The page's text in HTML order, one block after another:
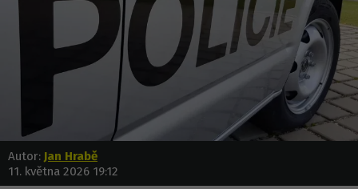
Autor: Jan Hrabě
11. května 2026 19:12